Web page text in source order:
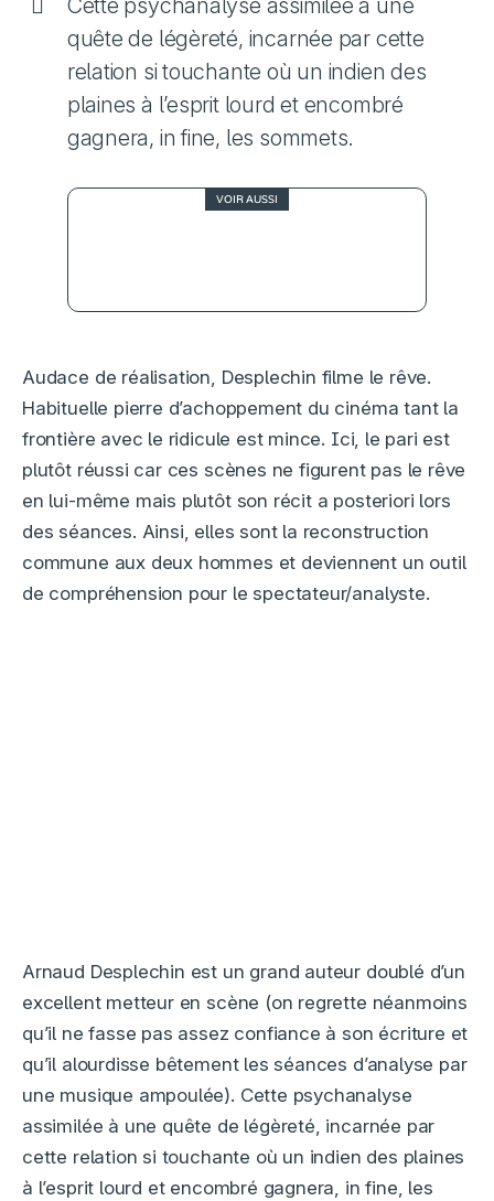
quête de légèreté, incarnée par cette
relation si touchante où un indien des
plaines à l’esprit lourd et encombré
gagnera, in fine, les sommets.
VOIR AUSSI
Audace de réalisation, Desplechin filme le rêve.
Habituelle pierre d’achoppement du cinéma tant la
frontière avec le ridicule est mince. Ici, le pari est
plutôt réussi car ces scènes ne figurent pas le rêve
en lui-même mais plutôt son récit a posteriori lors
des séances. Ainsi, elles sont la reconstruction
commune aux deux hommes et deviennent un outil
de compréhension pour le spectateur/analyste.
Arnaud Desplechin est un grand auteur doublé d’un
excellent metteur en scène (on regrette néanmoins
qu’il ne fasse pas assez confiance à son écriture et
qu’il alourdisse bêtement les séances d’analyse par
une musique ampoulée). Cette psychanalyse
assimilée à une quête de légèreté, incarnée par
cette relation si touchante où un indien des plaines
à l’esprit lourd et encombré gagnera, in fine, les